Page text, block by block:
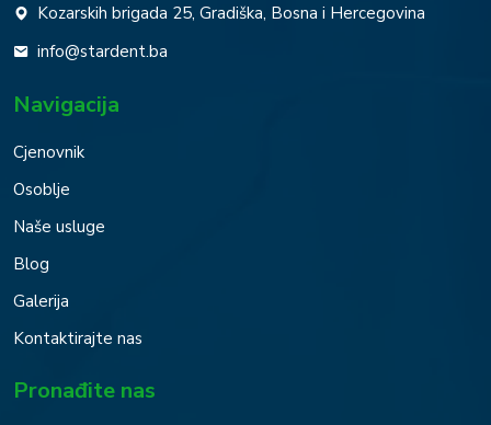
Kozarskih brigada 25, Gradiška, Bosna i Hercegovina
info@stardent.ba
Navigacija
Cjenovnik
Osoblje
Naše usluge
Blog
Galerija
Kontaktirajte nas
Pronađite nas